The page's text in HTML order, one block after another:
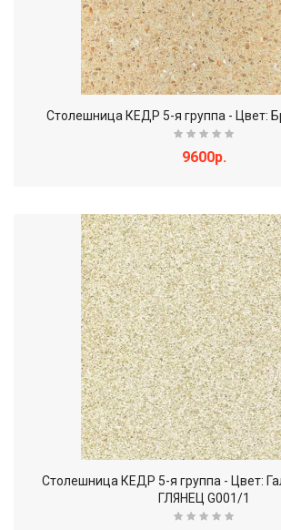
Столешница КЕДР 5-я группа - Цвет:
9600р.
Столешница КЕДР 5-я группа - Цвет:
ГЛЯНЕЦ G001/1